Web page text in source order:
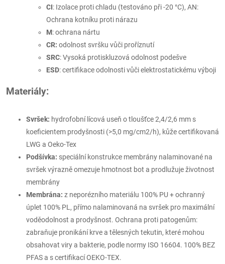
CI: Izolace proti chladu (testováno při -20 °C), AN:
Ochrana kotníku proti nárazu
M: ochrana nártu
CR: odolnost svršku vůči proříznutí
SRC: Vysoká protiskluzová odolnost podešve
ESD: certifikace odolnosti vůči elektrostatickému výboji
Materiály:
Svršek: hydrofobní lícová useň o tloušťce 2,4/2,6 mm s
koeficientem prodyšnosti (>5,0 mg/cm2/h), kůže certifikovaná
LWG a Oeko-Tex
Podšívka: speciální konstrukce membrány nalaminované na
svršek výrazně omezuje hmotnost bot a prodlužuje životnost
membrány
Membrána: z neporézního materiálu 100% PU + ochranný
úplet 100% PL, přímo nalaminovaná na svršek pro maximální
voděodolnost a prodyšnost. Ochrana proti patogenům:
zabraňuje pronikání krve a tělesných tekutin, které mohou
obsahovat viry a bakterie, podle normy ISO 16604. 100% BEZ
PFAS a s certifikací OEKO-TEX.